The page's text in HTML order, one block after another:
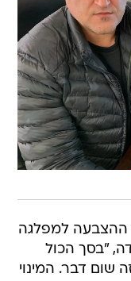
ההצבעה למפלגה
"בסך הכול
5,000 קולות. זה שום דבר. המינוי